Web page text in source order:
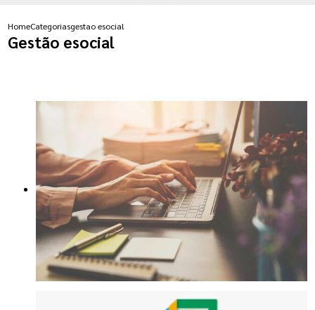
HomeCategoriasgestao esocial
Gestão esocial